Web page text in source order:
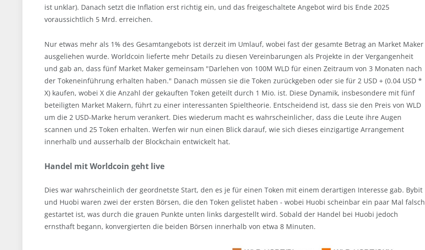
ist unklar). Danach setzt die Inflation erst richtig ein, und das freigeschaltete Angebot wird bis Ende 2025
voraussichtlich 5 Mrd. erreichen.
Nur etwas mehr als 1% des Gesamtangebots ist derzeit im Umlauf, wobei fast der gesamte Betrag an Market Maker
ausgeliehen wurde. Worldcoin lieferte mehr Details zu diesen Vereinbarungen als Projekte in der Vergangenheit
und gab an, dass fünf Market Maker gemeinsam "Darlehen von 100M WLD für einen Zeitraum von 3 Monaten nach
der Tokeneinführung erhalten haben." Danach müssen sie die Token zurückgeben oder sie für 2 USD + (0.04 USD *
X) kaufen, wobei X die Anzahl der gekauften Token geteilt durch 1 Mio. ist. Diese Dynamik, insbesondere mit fünf
beteiligten Market Makern, führt zu einer interessanten Spieltheorie. Entscheidend ist, dass sie den Preis von WLD
um die 2 USD-Marke herum verankert. Dies wiederum macht es wahrscheinlicher, dass die Leute ihre Augen
scannen und 25 Token erhalten. Werfen wir nun einen Blick darauf, wie sich dieses einzigartige Arrangement
innerhalb und ausserhalb der Blockchain entwickelt hat.
Handel mit Worldcoin geht live
Dies war wahrscheinlich der geordnetste Start, den es je für einen Token mit einem derartigen Interesse gab. Bybit
und Huobi waren zwei der ersten Börsen, die den Token gelistet haben - wobei Huobi scheinbar ein paar Mal falsch
gestartet ist, was durch die grauen Punkte unten links dargestellt wird. Sobald der Handel bei Huobi jedoch
ernsthaft begann, konvergierten die beiden Börsen innerhalb von etwa 8 Minuten.